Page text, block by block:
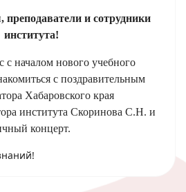
преподаватели и сотрудники
института!
с началом нового учебного
с поздравительным
Хабаровского края
института Скоринова С.Н. и
концерт.